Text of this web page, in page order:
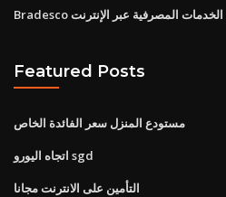
Featured Posts
مستودع المنزل سعر الفائدة الخاص
اتجاه اليورو sgd
التأمين على الانترنت مجانا